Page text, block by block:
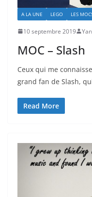
A LA UNE LEGO LES
10 septembre 2019
MOC – Slash
Ceux qui me
grand fan de Slash,
Read More